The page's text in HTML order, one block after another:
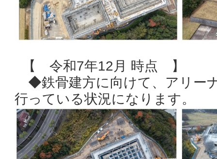
【 令和7年12月 時点 】
◆鉄骨建方に向けて、アリー
行っている状況になります。